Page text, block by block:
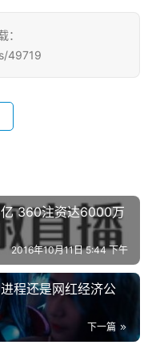
：
49719
亿 360注资达6000万
2016年10月11日 5:44 下午
程还是网红经济公
下一篇